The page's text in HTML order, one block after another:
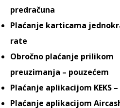
predračuna
Plaćanje karticama
rate
Obročno plaćanje prilikom
preuzimanja – pouzećem
Plaćanje aplikacijom KEKS –
Plaćanje aplikacijom